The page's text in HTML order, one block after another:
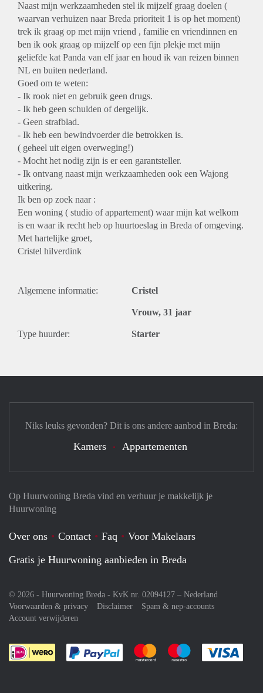
Naast mijn werkzaamheden stel ik mijzelf graag doelen (
waarvan verhuizen naar Breda prioriteit 1 is op het moment)
trek ik graag op met mijn vriend , familie en vriendinnen en
ben ik ook graag op mijzelf op een fijn plekje met mijn
geliefde kat Panda van elf jaar en houd ik van reizen binnen
NL en buiten nederland.
Goed om te weten:
- Ik rook niet en gebruik geen drugs.
- Ik heb geen schulden of dergelijk.
- Geen strafblad.
- Ik heb een bewindvoerder die betrokken is.
( geheel uit eigen overweging!)
- Mocht het nodig zijn is er een garantsteller.
- Ik ontvang naast mijn werkzaamheden ook een Wajong
uitkering.
Ik ben op zoek naar :
Een woning ( studio of appartement) waar mijn kat welkom
is en waar ik recht heb op huurtoeslag in Breda of omgeving.
Met hartelijke groet,
Cristel hilverdink
Algemene informatie: Cristel
Vrouw, 31 jaar
Type huurder: Starter
Op Huurwoning Breda vind en verhuur je makkelijk je
Huurwoning
Over ons Contact Faq
Voor Makelaars
Gratis je Huurwoning aanbieden in Breda
© 2026 - Huurwoning Breda - KvK nr. 02094127 – Nederland
Voorwaarden & privacy
Disclaimer
Spam & nep-accounts
Account verwijderen
Je rekent gemakkelijk af met Paypal
Je rekent gemakkelijk af met
Je rekent
Niks leuks gevonden? Dit is ons andere aanbod in Breda:
Kamers Appartementen